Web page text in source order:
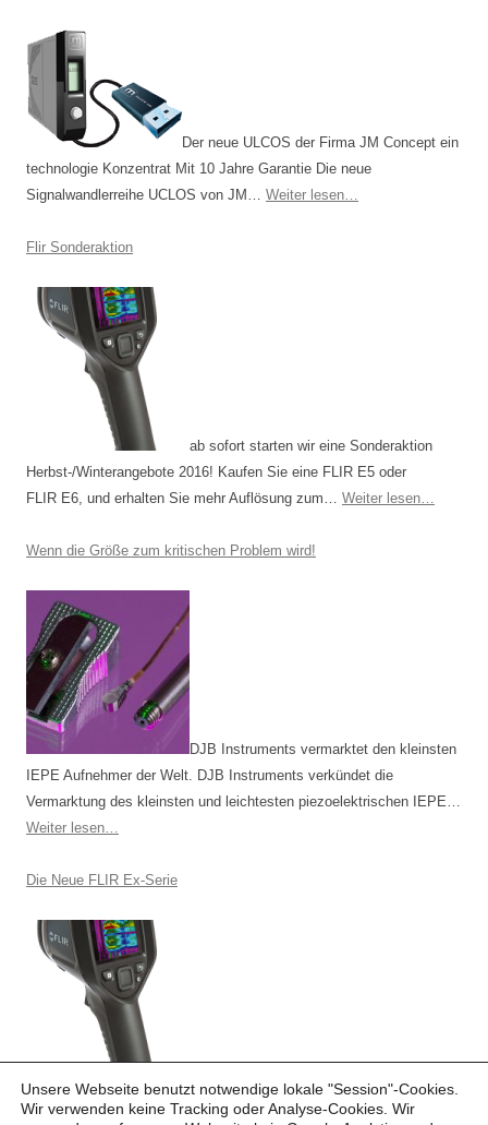
Der neue ULCOS der Firma JM Concept ein
technologie Konzentrat Mit 10 Jahre Garantie Die neue
Signalwandlerreihe UCLOS von JM… Weiter lesen…
Flir Sonderaktion
ab sofort starten wir eine Sonderaktion
Herbst-/Winterangebote 2016! Kaufen Sie eine FLIR E5 oder
FLIR E6, und erhalten Sie mehr Auflösung zum… Weiter lesen…
Wenn die Größe zum kritischen Problem wird!
DJB Instruments vermarktet den kleinsten
IEPE Aufnehmer der Welt. DJB Instruments verkündet die
Vermarktung des kleinsten und leichtesten piezoelektrischen IEPE…
Weiter lesen…
Die Neue FLIR Ex-Serie
Möglich­keiten. Einfach anvisieren, speichern und auswerten. Eine
Unsere Webseite benutzt notwendige lokale "Session"-Cookies.
Wir verwenden keine Tracking oder Analyse-Cookies. Wir